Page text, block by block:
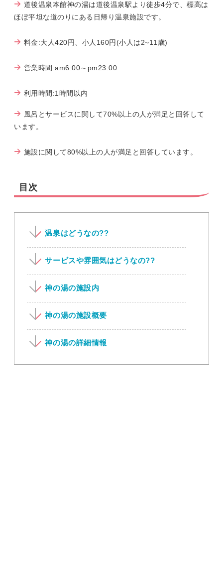
道後温泉本館神の湯は道後温泉駅より徒歩4分で、標高は
ほぼ平坦な道のりにある日帰り温泉施設です。
料金:大人420円、小人160円(小人は2~11歳)
営業時間:am6:00～pm23:00
利用時間:1時間以内
風呂とサービスに関して70%以上の人が満足と回答して
います。
施設に関して80%以上の人が満足と回答しています。
目次
温泉はどうなの??
サービスや雰囲気はどうなの??
神の湯の施設内
神の湯の施設概要
神の湯の詳細情報